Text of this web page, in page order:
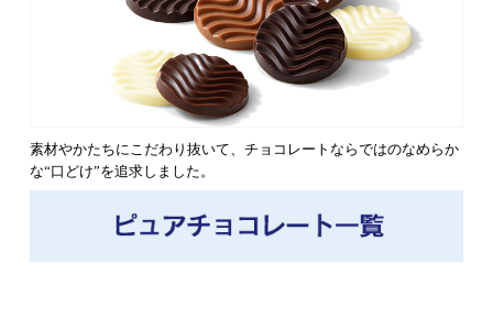
素材やかたちにこだわり抜いて、チョコレートならではのなめらか
な“口どけ”を追求しました。